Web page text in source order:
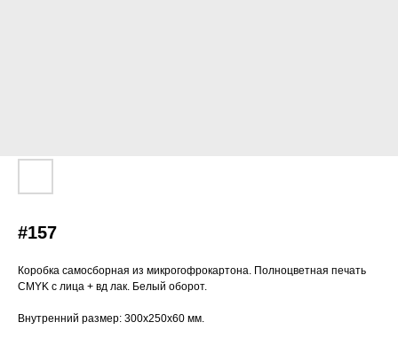
#157
Коробка самосборная из микрогофрокартона. Полноцветная печать
CMYK с лица + вд лак. Белый оборот.
Внутренний размер: 300х250х60 мм.